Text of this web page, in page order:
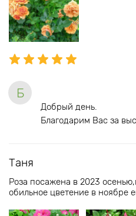
Б
Добрый день.
Благодарим Вас за
Таня
Роза посажена в 2023
обильное цветение в ноябре